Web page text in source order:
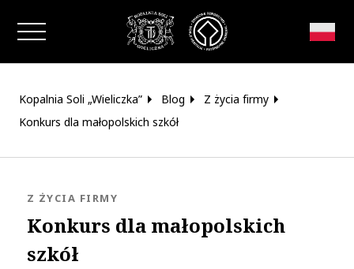
Zamknij okno
Kopalnia Soli „Wieliczka” Blog
Z życia firmy
Konkurs dla małopolskich szkół
Konkurs dla małopolskich
szkół
KATEGORIA:
Z ŻYCIA FIRMY